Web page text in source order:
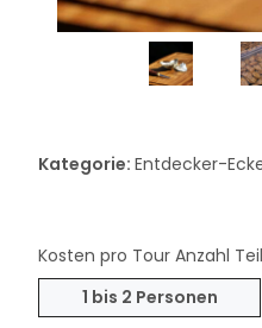
Kategorie: Entdecker-
Kosten pro Tour Anzahl
1 bis 2 Personen1 bis